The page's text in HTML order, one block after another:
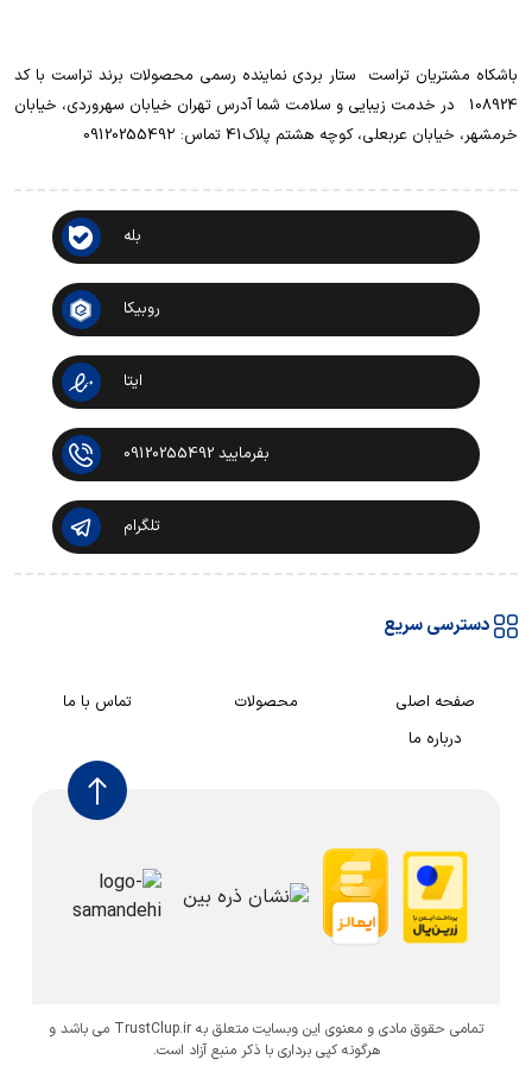
باشکاه مشتریان تراست ‌ ‌ستار بردی نماینده رسمی محصولات برند تراست با کد
108924 ‌ ‌ در خدمت زیبایی و سلامت شما آدرس تهران خیابان سهروردی، خیابان
خرمشهر، خیابان عربعلی، کوچه هشتم پلاک41 تماس: 0912025549۲
بله
روبیکا
ایتا
بفرمایید 09120255492
تلگرام
دسترسی سریع
صفحه اصلی محصولات
تماس با ما
درباره ما
تمامی حقوق مادی و معنوی این وبسایت متعلق به TrustClup.ir می باشد و
هرگونه کپی برداری با ذکر منبع آزاد است.